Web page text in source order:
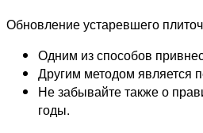
Обновление устаревшего
Одним из способов
Другим методом является
Не забывайте также о
годы.